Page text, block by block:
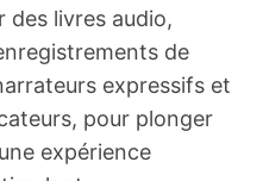
des livres audio,
de
expressifs et
pour plonger
expérience